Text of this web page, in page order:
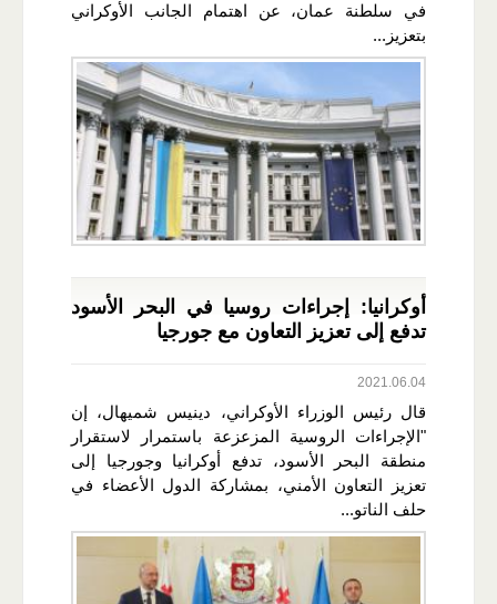
في سلطنة عمان، عن اهتمام الجانب الأوكراني
بتعزيز...
أوكرانيا: إجراءات روسيا في البحر الأسود
تدفع إلى تعزيز التعاون مع جورجيا
2021.06.04
قال رئيس الوزراء الأوكراني، دينيس شميهال، إن
"الإجراءات الروسية المزعزعة باستمرار لاستقرار
منطقة البحر الأسود، تدفع أوكرانيا وجورجيا إلى
تعزيز التعاون الأمني، بمشاركة الدول الأعضاء في
حلف الناتو...